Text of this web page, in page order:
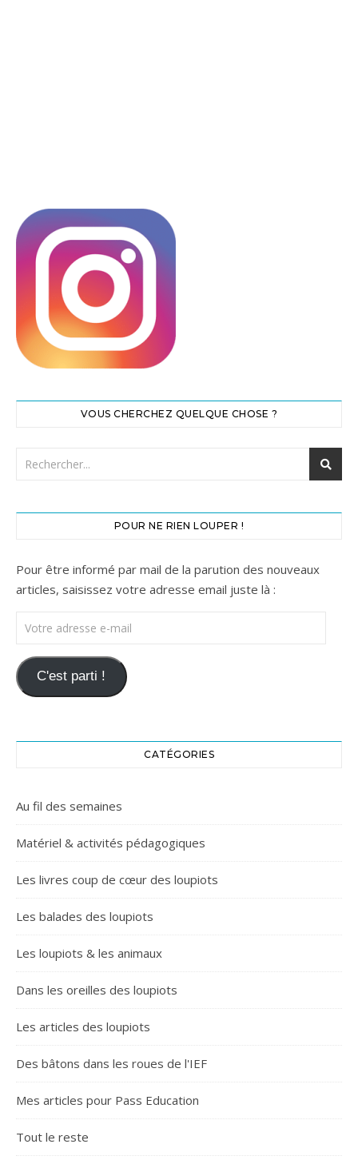
VOUS CHERCHEZ QUELQUE CHOSE ?
POUR NE RIEN LOUPER !
Pour être informé par mail de la parution des nouveaux
articles, saisissez votre adresse email juste là :
Votre adresse e-mail
C'est parti !
CATÉGORIES
Au fil des semaines
Matériel & activités pédagogiques
Les livres coup de cœur des loupiots
Les balades des loupiots
Les loupiots & les animaux
Dans les oreilles des loupiots
Les articles des loupiots
Des bâtons dans les roues de l'IEF
Mes articles pour Pass Education
Tout le reste